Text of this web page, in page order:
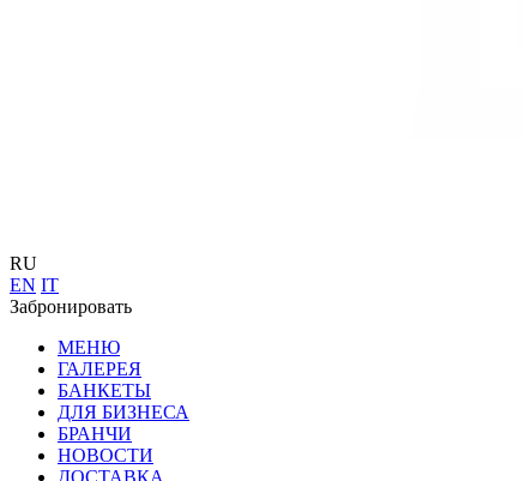
RU
EN IT
Забронировать
МЕНЮ
ГАЛЕРЕЯ
БАНКЕТЫ
ДЛЯ БИЗНЕСА
БРАНЧИ
НОВОСТИ
ДОСТАВКА